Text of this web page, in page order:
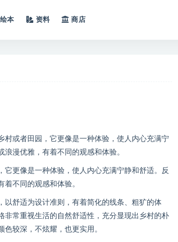
绘本 资料 商店
或者田园，它更像是一种体验，使人内心充满宁
漫优雅，有着不同的观感和体验。
更像是一种体验，使人内心充满宁静和舒适。反
不同的观感和体验。
舒适为设计准则，有着简化的线条、粗犷的体
常重视生活的自然舒适性，充分显现出乡村的朴
较深，不炫耀，也更实用。